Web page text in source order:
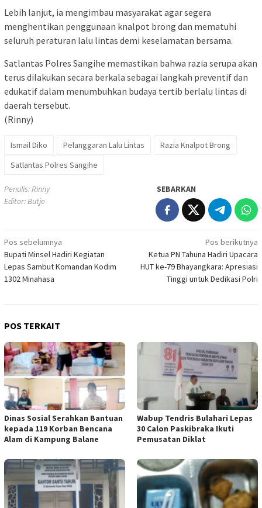
Lebih lanjut, ia mengimbau masyarakat agar segera
menghentikan penggunaan knalpot brong dan mematuhi
seluruh peraturan lalu lintas demi keselamatan bersama.
Satlantas Polres Sangihe memastikan bahwa razia serupa akan
terus dilakukan secara berkala sebagai langkah preventif dan
edukatif dalam menumbuhkan budaya tertib berlalu lintas di
daerah tersebut.
(Rinny)
Ismail Diko Pelanggaran Lalu Lintas
Razia Knalpot Brong
Satlantas Polres Sangihe
Penulis: Rinny
Editor: Butje
SEBARKAN
Navigasi
pos
Pos sebelumnya
Bupati Minsel Hadiri Kegiatan
Lepas Sambut Komandan Kodim
1302 Minahasa
Pos berikutnya
Ketua PN Tahuna Hadiri Upacara
HUT ke-79 Bhayangkara: Apresiasi
Tinggi untuk Dedikasi Polri
POS TERKAIT
‎Dinas Sosial Serahkan Bantuan
kepada 119 Korban Bencana
Alam di Kampung Balane
Wabup Tendris Bulahari Lepas
30 Calon Paskibraka Ikuti
Pemusatan Diklat